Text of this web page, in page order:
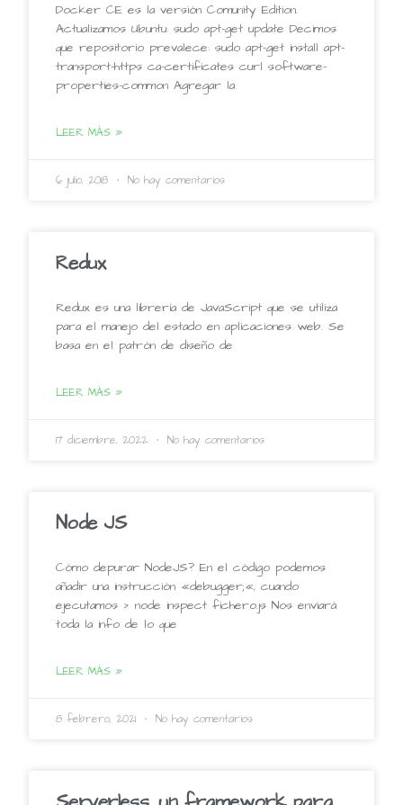
Docker CE es la versión Comunity Edition.
Actualizamos Ubuntu: sudo apt-get update Decimos
que repositorio prevalece: sudo apt-get install apt-
transport-https ca-certificates curl software-
properties-common Agregar la
LEER MÁS »
6 julio, 2018 No hay comentarios
Redux
Redux es una librería de JavaScript que se utiliza
para el manejo del estado en aplicaciones web. Se
basa en el patrón de diseño de
LEER MÁS »
17 diciembre, 2022 No hay comentarios
Node JS
Cómo depurar NodeJS? En el código podemos
añadir una instrucción «debugger;«, cuando
ejecutamos > node inspect fichero.js Nos enviará
toda la info de lo que
LEER MÁS »
8 febrero, 2021 No hay comentarios